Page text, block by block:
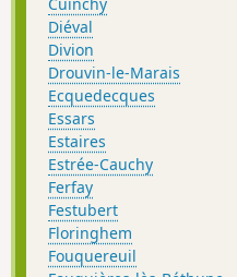
Diéval
Divion
Drouvin-le-Marais
Ecquedecques
Essars
Estaires
Estrée-Cauchy
Ferfay
Festubert
Floringhem
Fouquereuil